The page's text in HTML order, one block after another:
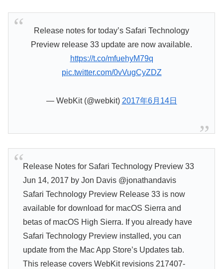
Release notes for today’s Safari Technology
Preview release 33 update are now available.
https://t.co/mfuehyM79q
pic.twitter.com/0vVugCyZDZ
— WebKit (@webkit) 2017年6月14日
Release Notes for Safari Technology Preview 33
Jun 14, 2017 by Jon Davis @jonathandavis
Safari Technology Preview Release 33 is now
available for download for macOS Sierra and
betas of macOS High Sierra. If you already have
Safari Technology Preview installed, you can
update from the Mac App Store’s Updates tab.
This release covers WebKit revisions 217407-